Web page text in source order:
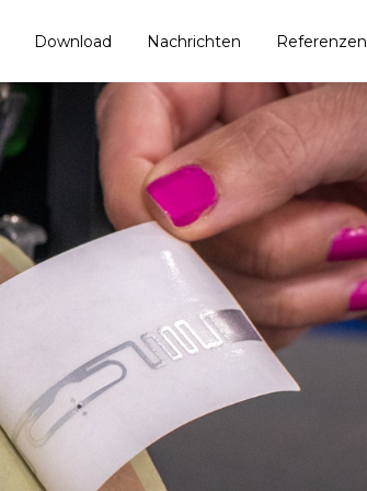
Download Nachrichten Referenzen